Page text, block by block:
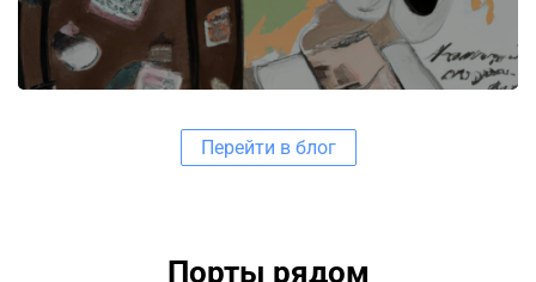
Перейти в блог
Порты рядом